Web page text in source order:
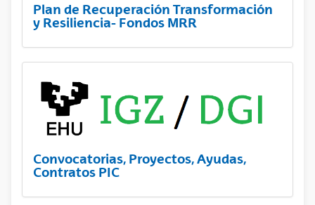
Plan de Recuperación Transformación
y Resiliencia- Fondos MRR
Convocatorias, Proyectos, Ayudas,
Contratos PIC